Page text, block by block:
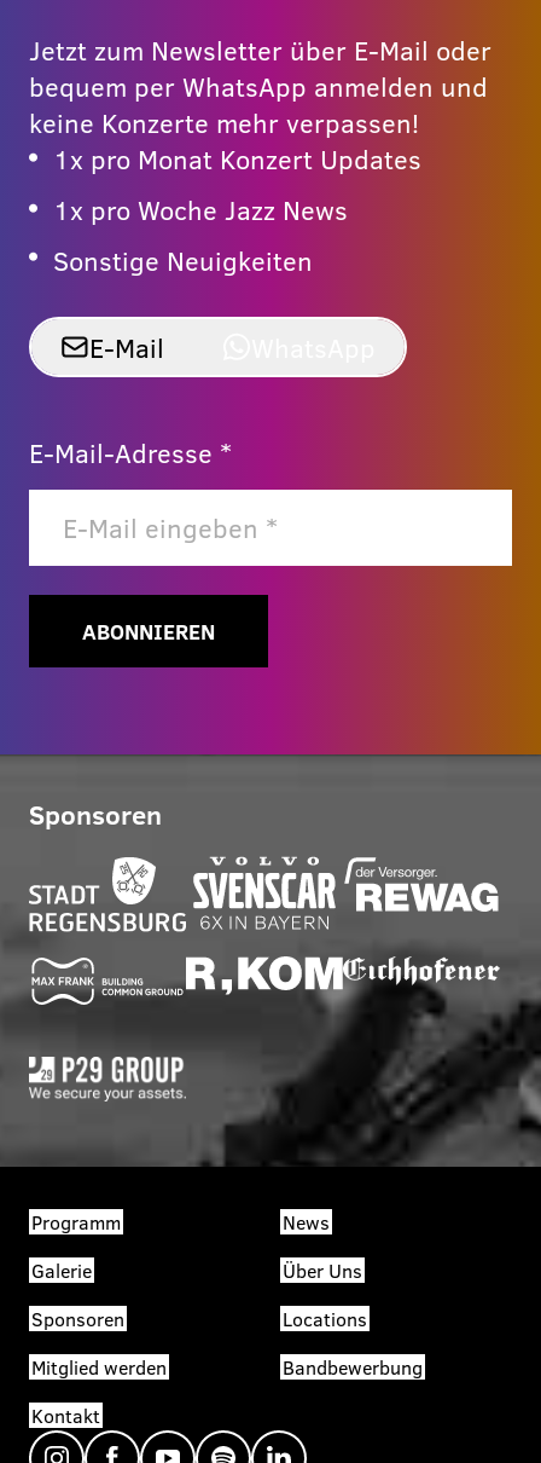
Jetzt zum Newsletter über E-Mail oder
bequem per WhatsApp anmelden und
keine Konzerte mehr verpassen!
1x pro Monat Konzert Updates
1x pro Woche Jazz News
Sonstige Neuigkeiten
E-Mail
E-Mail-Adresse *
ABONNIEREN
Sponsoren
Programm
News
Galerie
Über Uns
Sponsoren
Locations
Mitglied werden
Bandbewerbung
Kontakt